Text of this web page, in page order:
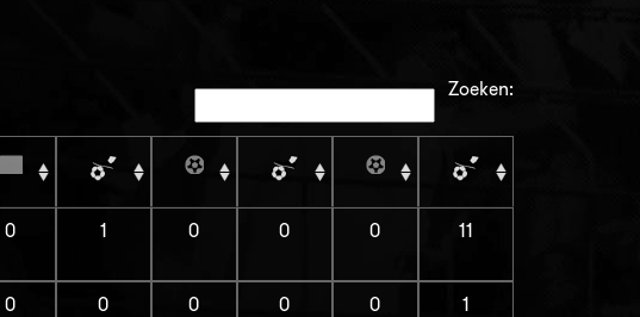
Zoeken:
0 1 0 0 0 11
0 0 0 0 0 1